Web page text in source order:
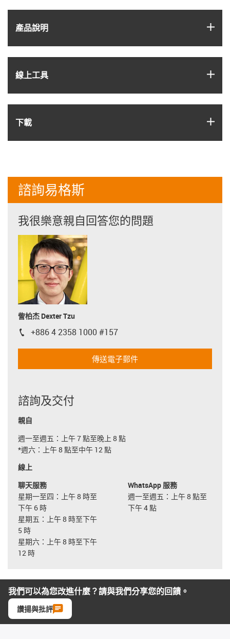
產品說明
線上工具
下載
諮詢易格斯
我很樂意親自回答您的問題
訾柏杰 Dexter Tzu
igus-icon-phone
+886 4 2358 1000 #157
傳送電子郵件
諮詢及交付
親自
週一至週五：上午 7 點至晚上 8 點
*週六：上午 8 點至中午 12 點
線上
聊天服務
星期一至四：上午 8 時至
下午 6 時
星期五：上午 8 時至下午
5 時
星期六：上午 8 時至下午
12 時
WhatsApp 服務
週一至週五：上午 8 點至
下午 4 點
我們可以為您改進什麼？請與我們分享您的回饋。
讚揚與批評